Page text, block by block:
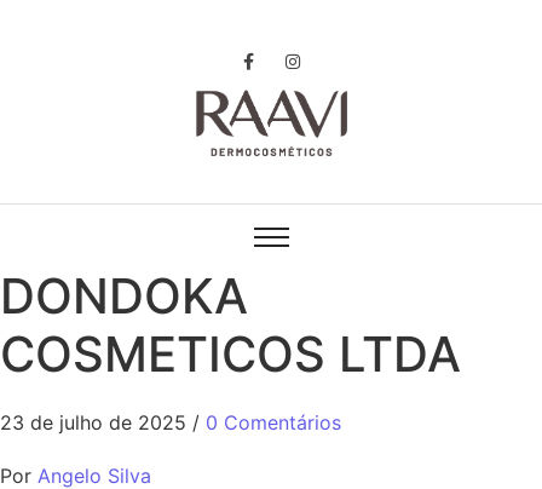
DONDOKA
COSMETICOS LTDA
23 de julho de 2025 / 0 Comentários
Por Angelo Silva